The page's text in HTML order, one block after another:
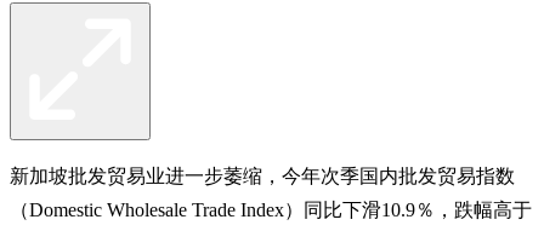
新加坡批发贸易业进一步萎缩，今年次季国内批发贸易指数
（Domestic Wholesale Trade Index）同比下滑10.9％，跌幅高于